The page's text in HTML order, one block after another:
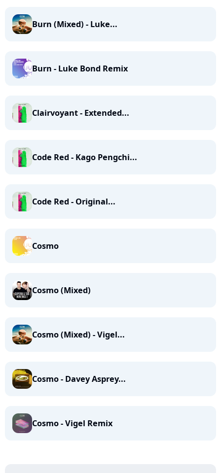
Burn (Mixed) - Luke...
Burn - Luke Bond Remix
Clairvoyant - Extended...
Code Red - Kago Pengchi...
Code Red - Original...
Cosmo
Cosmo (Mixed)
Cosmo (Mixed) - Vigel...
Cosmo - Davey Asprey...
Cosmo - Vigel Remix